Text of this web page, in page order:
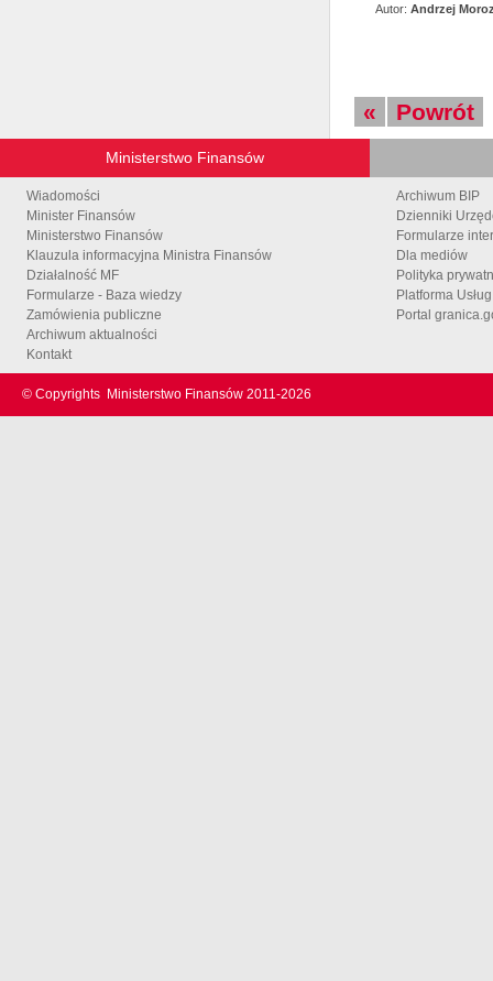
Autor: Andrzej
« Powrót
Ministerstwo Finansów
Wiadomości
Minister Finansów
Ministerstwo Finansów
Klauzula informacyjna Ministra Finansów
Działalność MF
Formularze - Baza wiedzy
Zamówienia publiczne
Archiwum aktualności
Kontakt
Archiwum BIP
Dzienniki
Formularze
Dla mediów
Polityka
Platforma
Portal
© Copyrights Ministerstwo Finansów 2011-2026